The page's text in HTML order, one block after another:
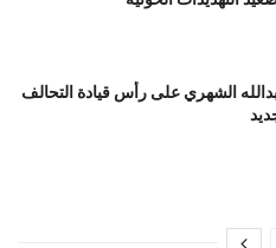
الشهري على رأس قيادة التحالف